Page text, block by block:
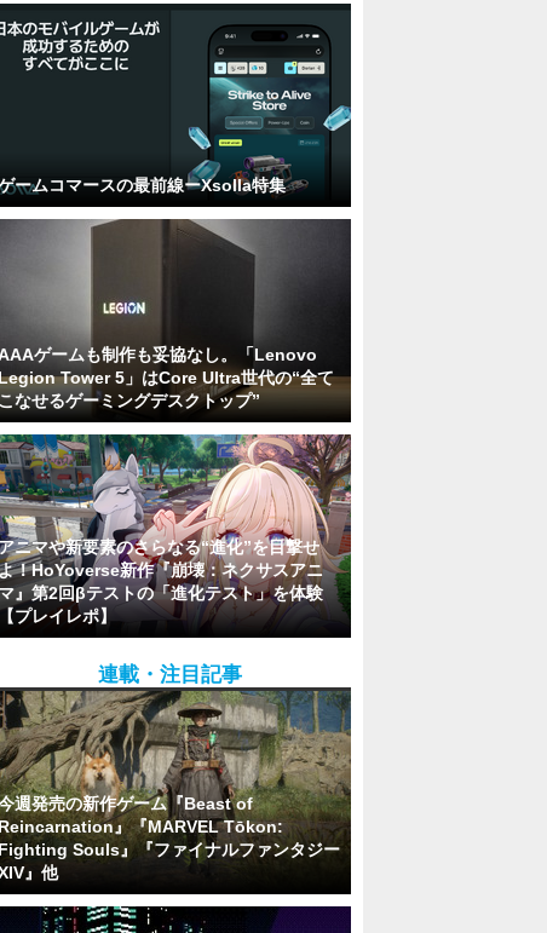
ームコマースの最前線ーXsolla特集
ゲームも制作も妥協なし。「Lenovo
Tower 5」はCore Ultra世代の“全て
なせるゲーミングデスクトップ”
ニマや新要素のさらなる“進化”を目撃せ
！HoYoverse新作『崩壊：ネクサスアニ
』第2回βテストの「進化テスト」を体験
プレイレポ】
連載・注目記事
週発売の新作ゲーム『Beast of
Reincarnation』『MARVEL Tōkon:
Fighting Souls』『ファイナルファンタジー
』他